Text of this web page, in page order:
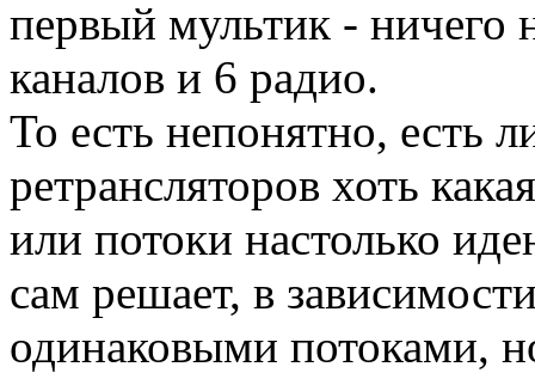
первый мультик - ничего
каналов и 6 радио.
То есть непонятно, есть
ретрансляторов хоть
или потоки настолько
сам решает, в
одинаковыми потоками,